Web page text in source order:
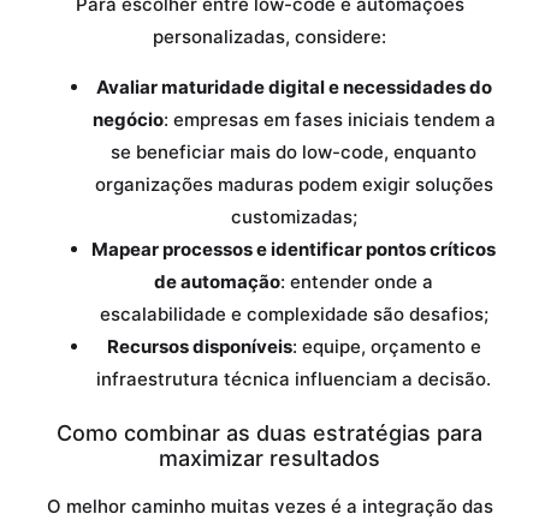
personalizadas, considere:
Avaliar maturidade digital e necessidades do
negócio: empresas em fases iniciais tendem a
se beneficiar mais do low-code, enquanto
organizações maduras podem exigir soluções
customizadas;
Mapear processos e identificar pontos críticos
de automação: entender onde a
escalabilidade e complexidade são desafios;
Recursos disponíveis: equipe, orçamento e
infraestrutura técnica influenciam a decisão.
Como combinar as duas estratégias para
maximizar resultados
O melhor caminho muitas vezes é a integração das